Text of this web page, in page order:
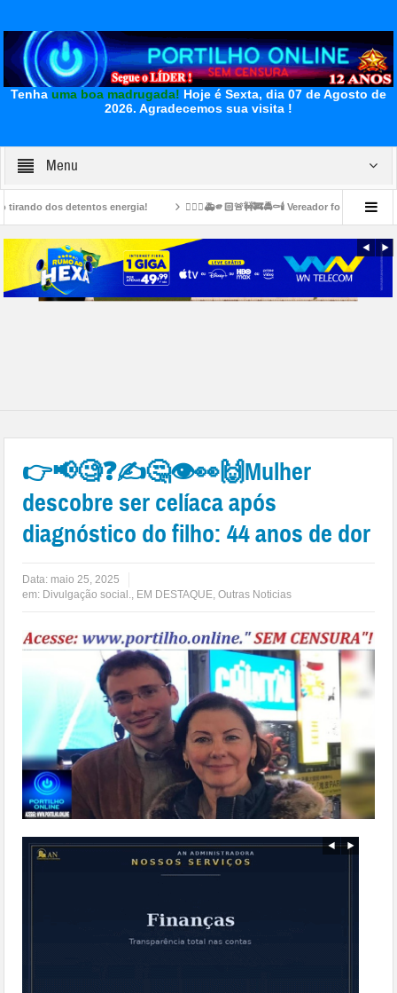
Tenha uma boa madrugada! Hoje é Sexta, dia 07 de Agosto de
2026. Agradecemos sua visita !
Menu
energia! 👉🏻🤔🚑🫵🏻🚨🚧🚒🚔⚰️🕯️ Vereador foi morto no bairro Carajás.
ajudar. A inprensa da qui nos negou apoio…Todos os anos nós ficavamos na
👉📢🧐❓✍🤔👁👀🙌Mulher
descobre ser celíaca após
diagnóstico do filho: 44 anos de dor
Data: maio 25, 2025
em: Divulgação social., EM DESTAQUE,Outras Noticias